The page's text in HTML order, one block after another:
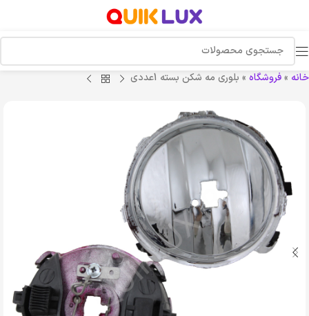
خانه »فروشگاه » بلوری مه شکن بسته 1عددی